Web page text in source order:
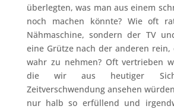
überlegten, was man aus einem
noch machen könnte? Wie oft
Nähmaschine, sondern der TV
eine Grütze nach der anderen rein,
wahr zu nehmen? Oft vertrieben
die wir aus heutiger
Zeitverschwendung ansehen
nur halb so erfüllend und